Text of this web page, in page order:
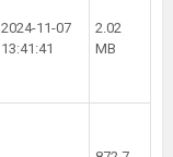
2024-11-07
13:41:41
2.02
MB